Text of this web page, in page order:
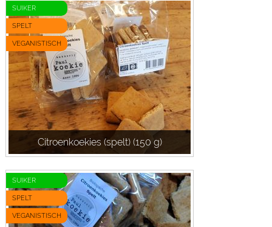
SUIKER
SPELT
VEGANISTISCH
Citroenkoekies (spelt) (150 g)
SUIKER
SPELT
VEGANISTISCH